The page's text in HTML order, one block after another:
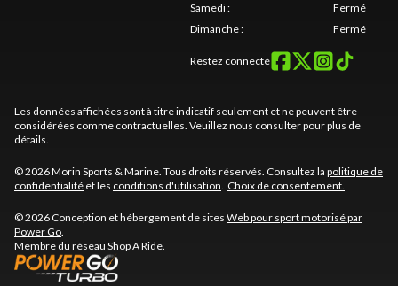
Samedi:
Fermé
Dimanche: Fermé
Restez connecté
Les données affichées sont à titre indicatif seulement et ne peuvent être
considérées comme contractuelles. Veuillez nous consulter pour plus de
détails.
© 2026 Morin Sports & Marine. Tous droits réservés. Consultez la politique de
confidentialité et les conditions d'utilisation. Choix de consentement.
© 2026 Conception et hébergement de sites Web pour sport motorisé par
Power Go.
Membre du réseau Shop A Ride.